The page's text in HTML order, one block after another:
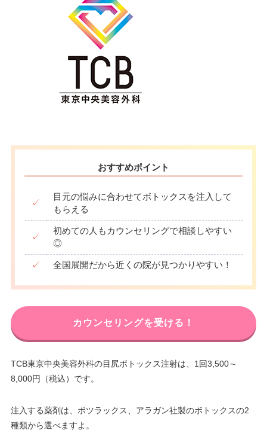
おすすめポイント
✓
目元の悩みに合わせてボトックスを注入して
もらえる
✓
初めての人もカウンセリングで相談しやすい
◎
✓ 全国展開だから近くの院が見つかりやすい！
カウンセリングを受ける！
TCB東京中央美容外科の目尻ボトックス注射は、1回3,500～
8,000円（税込）です。
注入する薬剤は、ボツラックス、アラガン社製のボトックスの2
種類から選べますよ。